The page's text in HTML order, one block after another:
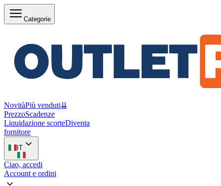
Categorie
NovitàPiù venduti⇊
PrezzoScadenze
Liquidazione scorteDiventa
fornitore
IT
Ciao, accedi
Account e ordini